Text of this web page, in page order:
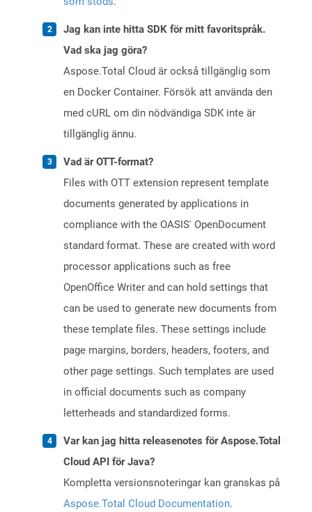
Jag kan inte hitta SDK för mitt favoritspråk.
Vad ska jag göra?
Aspose.Total Cloud är också tillgänglig som
en Docker Container. Försök att använda den
med cURL om din nödvändiga SDK inte är
tillgänglig ännu.
Vad är OTT-format?
Files with OTT extension represent template
documents generated by applications in
compliance with the OASIS' OpenDocument
standard format. These are created with word
processor applications such as free
OpenOffice Writer and can hold settings that
can be used to generate new documents from
these template files. These settings include
page margins, borders, headers, footers, and
other page settings. Such templates are used
in official documents such as company
letterheads and standardized forms.
Var kan jag hitta releasenotes för Aspose.Total
Cloud API för Java?
Kompletta versionsnoteringar kan granskas på
Aspose.Total Cloud Documentation.